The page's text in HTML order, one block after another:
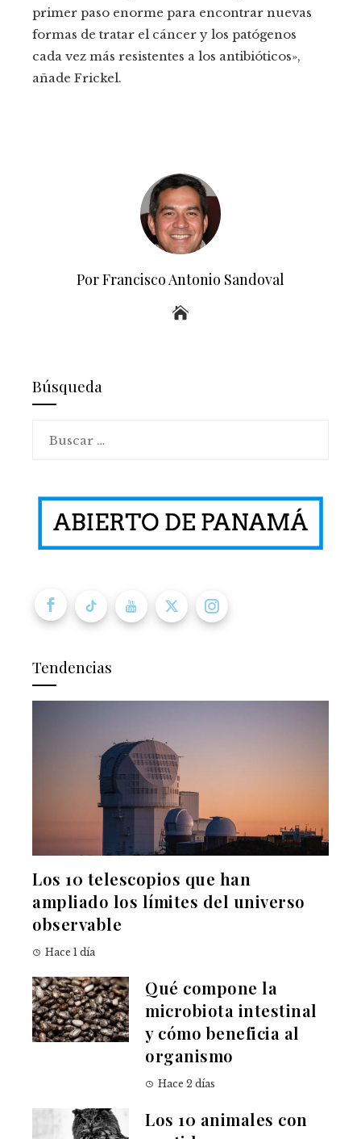
primer paso enorme para encontrar nuevas
formas de tratar el cáncer y los patógenos
cada vez más resistentes a los antibióticos»,
añade Frickel.
Por Francisco Antonio Sandoval
Búsqueda
Tendencias
Los 10 telescopios que han
ampliado los límites del universo
observable
Hace 1 día
Qué compone la
microbiota intestinal
y cómo beneficia al
organismo
Hace 2 días
Los 10 animales con